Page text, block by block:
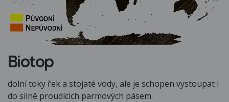
Biotop
dolní toky řek a stojaté vody, ale je schopen vystoupat i
do silně proudících parmových pásem.